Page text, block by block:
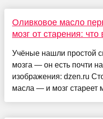
Оливковое масло
мозг от старения:
Учёные нашли простой
мозга — он есть почти
изображения: dzen.ru
масла — и мозг стареет